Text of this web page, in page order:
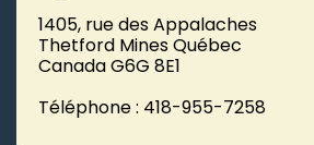
1405, rue des Appalaches
Thetford Mines Québec
Canada G6G 8E1
Téléphone : 418-955-7258